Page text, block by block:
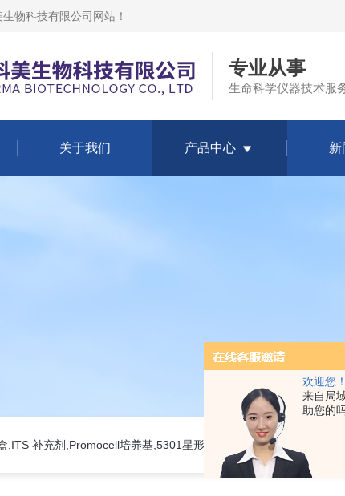
欢迎您！
来自局
助您的
生物科技有限公司网站 ！
专业从事
生命科学仪器技术服
关于我们 产品中心 新
,ITS 补充剂,Promocell培养基,5301星形细胞培养基